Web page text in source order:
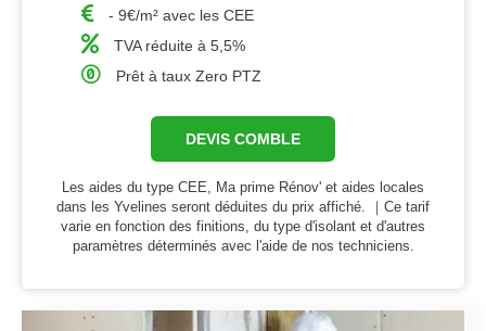
- 9€/m² avec les CEE
TVA réduite à 5,5%
Prêt à taux Zero PTZ
DEVIS COMBLE
Les aides du type CEE, Ma prime Rénov' et aides locales
dans les Yvelines seront déduites du prix affiché. ｜Ce tarif
varie en fonction des finitions, du type d'isolant et d'autres
paramètres déterminés avec l'aide de nos techniciens.